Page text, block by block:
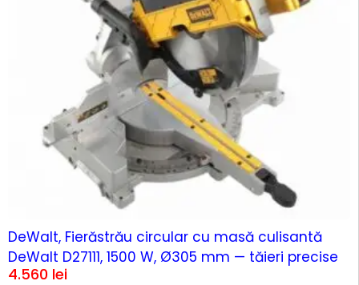
DeWalt, Fierăstrău circular cu masă culisantă
DeWalt D27111, 1500 W, Ø305 mm — tăieri precise
4.560 lei